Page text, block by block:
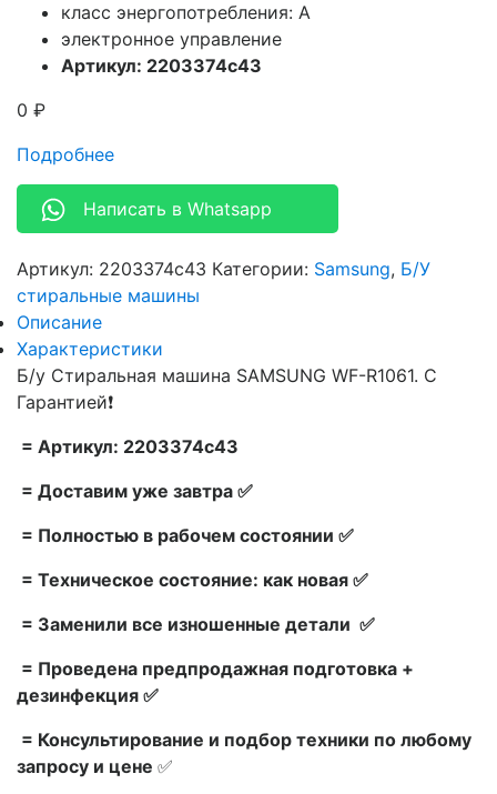
класс энергопотребления: A
электронное управление
Артикул: 2203374c43
0 ₽
Подробнее
Написать в Whatsapp
Артикул: 2203374c43 Категории: Samsung, Б/У
стиральные машины
Описание
Характеристики
Б/у Стиральная машина SAMSUNG WF-R1061. С
Гарантией❗
= Артикул: 2203374c43
= Доставим уже завтра ✅
= Полностью в рабочем состоянии ✅
= Техническое состояние: как новая ✅
= Заменили все изношенные детали ✅
= Проведена предпродажная подготовка +
дезинфекция ✅
= Консультирование и подбор техники по любому
запросу и цене ✅